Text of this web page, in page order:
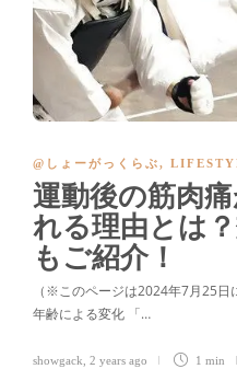
@しょーがっくらぶ,
運動後の筋肉
れる理由とは
もご紹介！
（※このページは2024年7月25日
年齢による変化 「…
showgack 2 years ago 1 min